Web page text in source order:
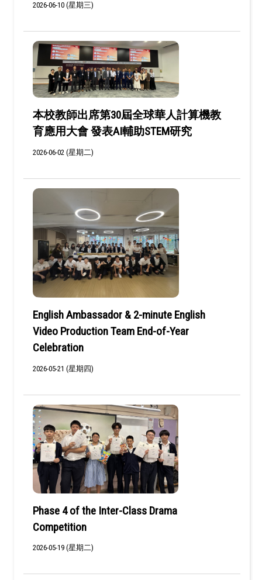
2026-06-10 (星期三)
本校教師出席第30屆全球華人計算機教
育應用大會 發表AI輔助STEM研究
2026-06-02 (星期二)
English Ambassador & 2-minute English
Video Production Team End-of-Year
Celebration
2026-05-21 (星期四)
Phase 4 of the Inter-Class Drama
Competition
2026-05-19 (星期二)